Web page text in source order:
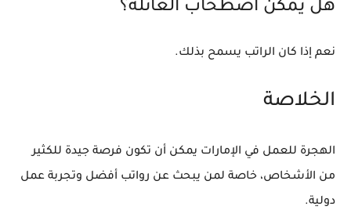
هل يمكن اصطحاب العائلة؟
نعم إذا كان الراتب يسمح بذلك.
الخلاصة
الهجرة للعمل في الإمارات يمكن أن تكون فرصة جيدة للكثير
من الأشخاص، خاصة لمن يبحث عن رواتب أفضل وتجربة عمل
دولية.